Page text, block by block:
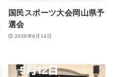
国民スポーツ大会岡山県予
選会
2026年6月14日